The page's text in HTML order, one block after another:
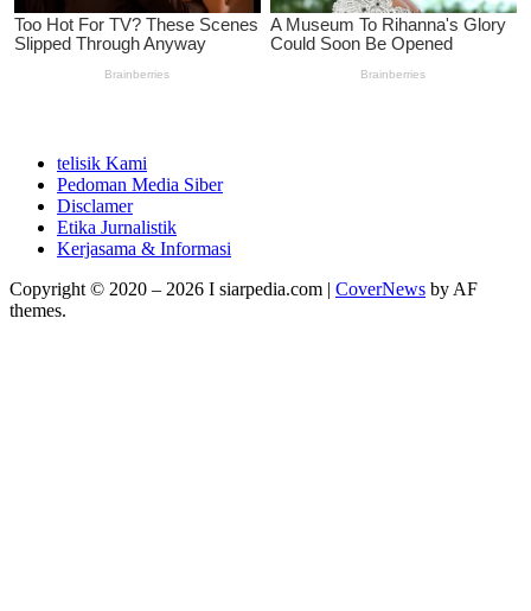
telisik Kami
Pedoman Media Siber
Disclamer
Etika Jurnalistik
Kerjasama & Informasi
Copyright © 2020 – 2026 I siarpedia.com | CoverNews by AF
themes.